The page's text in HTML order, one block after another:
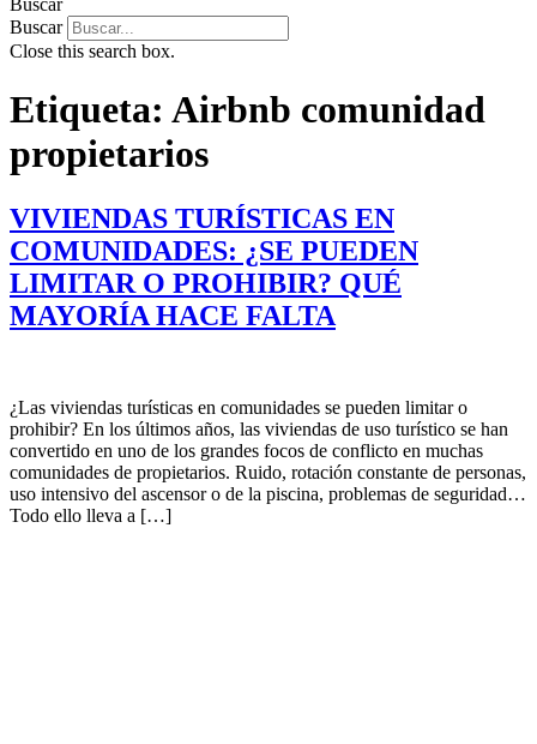
Buscar
Buscar
Close this search box.
Etiqueta: Airbnb comunidad
propietarios
VIVIENDAS TURÍSTICAS EN
COMUNIDADES: ¿SE PUEDEN
LIMITAR O PROHIBIR? QUÉ
MAYORÍA HACE FALTA
¿Las viviendas turísticas en comunidades se pueden limitar o
prohibir? En los últimos años, las viviendas de uso turístico se han
convertido en uno de los grandes focos de conflicto en muchas
comunidades de propietarios. Ruido, rotación constante de personas,
uso intensivo del ascensor o de la piscina, problemas de seguridad…
Todo ello lleva a […]